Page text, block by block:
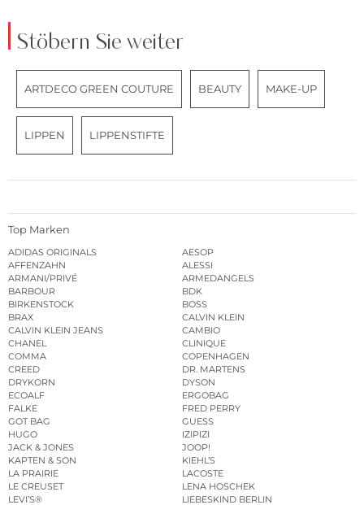
Stöbern Sie weiter
ARTDECO GREEN COUTURE BEAUTY MAKE-UP
LIPPEN LIPPENSTIFTE
Top Marken
ADIDAS ORIGINALS
AESOP
AFFENZAHN
ALESSI
ARMANI/PRIVÉ
ARMEDANGELS
BARBOUR
BDK
BIRKENSTOCK
BOSS
BRAX
CALVIN KLEIN
CALVIN KLEIN JEANS
CAMBIO
CHANEL
CLINIQUE
COMMA
COPENHAGEN
CREED
DR. MARTENS
DRYKORN
DYSON
ECOALF
ERGOBAG
FALKE
FRED PERRY
GOT BAG
GUESS
HUGO
IZIPIZI
JACK & JONES
JOOP!
KAPTEN & SON
KIEHL’S
LA PRAIRIE
LACOSTE
LE CREUSET
LENA HOSCHEK
LEVI’S®
LIEBESKIND BERLIN